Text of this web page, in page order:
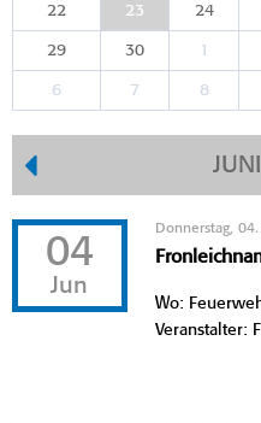
22 23 24
29 30 1
6 7 8
04
Jun
Donnerstag,
Wo:
Veranstalter: